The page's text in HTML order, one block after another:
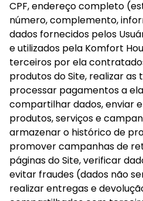
CPF, endereço completo
número, complemento,
dados fornecidos pelos
e utilizados pela Komfort
terceiros por ela
produtos do Site, realizar as
processar pagamentos a
compartilhar dados, enviar
produtos, serviços e
armazenar o histórico de
promover campanhas de
páginas do Site, verificar
evitar fraudes (dados não
realizar entregas e